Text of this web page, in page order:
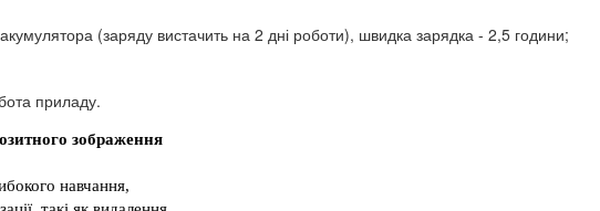
(заряду вистачить на 2 дні роботи), швидка зарядка - 2,5 години;
приладу.
зображення
навчання,